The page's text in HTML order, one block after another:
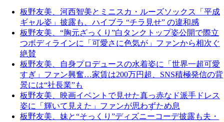
板野友美、河西智美とミニスカ・ルーズソックス「平成
ギャル姿」披露も、ハイブラ “チラ見せ” の違和感
板野友美、“胸元ざっくり”白タンクトップ姿公開で際立
つボディラインに「可愛さに色気が」ファンから相次ぐ
絶賛
板野友美、自身プロデュースの水着姿に「世界一超可愛
すぎ」ファン興奮…家賃は200万円超、SNS積極発信の背
景には“社長業”も
板野友美、映画イベントで見せた真っ赤なド派手ドレス
姿に「輝いて見えた」ファンが思わずため息
板野友美、妹と“そっくり”ディズニーコーデ披露も夫・